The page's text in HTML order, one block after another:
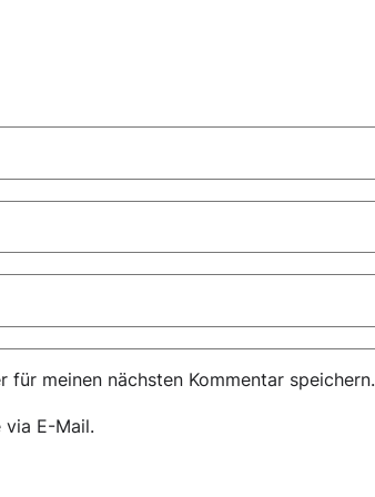
meinen nächsten Kommentar speichern.
via E-Mail.